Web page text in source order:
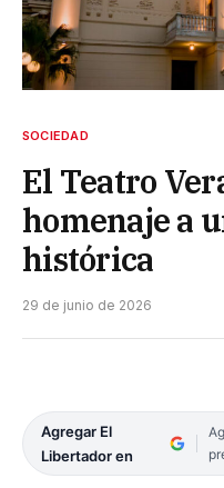
SOCIEDAD
El Teatro
homenaje a
histórica
29 de junio de 2026
Agregar El
Libertador en